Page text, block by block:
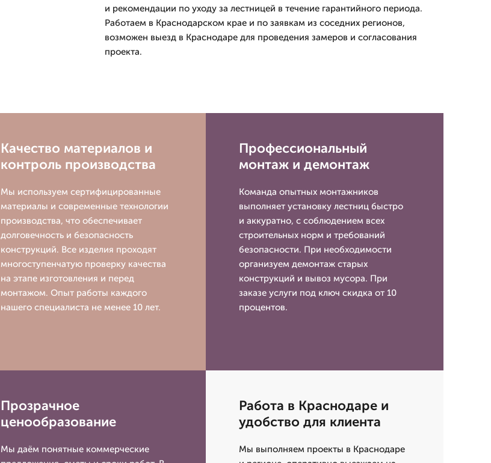
и рекомендации по уходу за лестницей в течение гарантийного периода.
Работаем в Краснодарском крае и по заявкам из соседних регионов,
возможен выезд в Краснодаре для проведения замеров и согласования
проекта.
Качество материалов и
контроль производства
Мы используем сертифицированные
материалы и современные технологии
производства, что обеспечивает
долговечность и безопасность
конструкций. Все изделия проходят
многоступенчатую проверку качества
на этапе изготовления и перед
монтажом. Опыт работы каждого
нашего специалиста не менее 10 лет.
Профессиональный
монтаж и демонтаж
Команда опытных монтажников
выполняет установку лестниц быстро
и аккуратно, с соблюдением всех
строительных норм и требований
безопасности. При необходимости
организуем демонтаж старых
конструкций и вывоз мусора. При
заказе услуги под ключ скидка от 10
процентов.
Прозрачное
ценообразование
Мы даём понятные коммерческие
Работа в Краснодаре и
удобство для клиента
Мы выполняем проекты в Краснодаре